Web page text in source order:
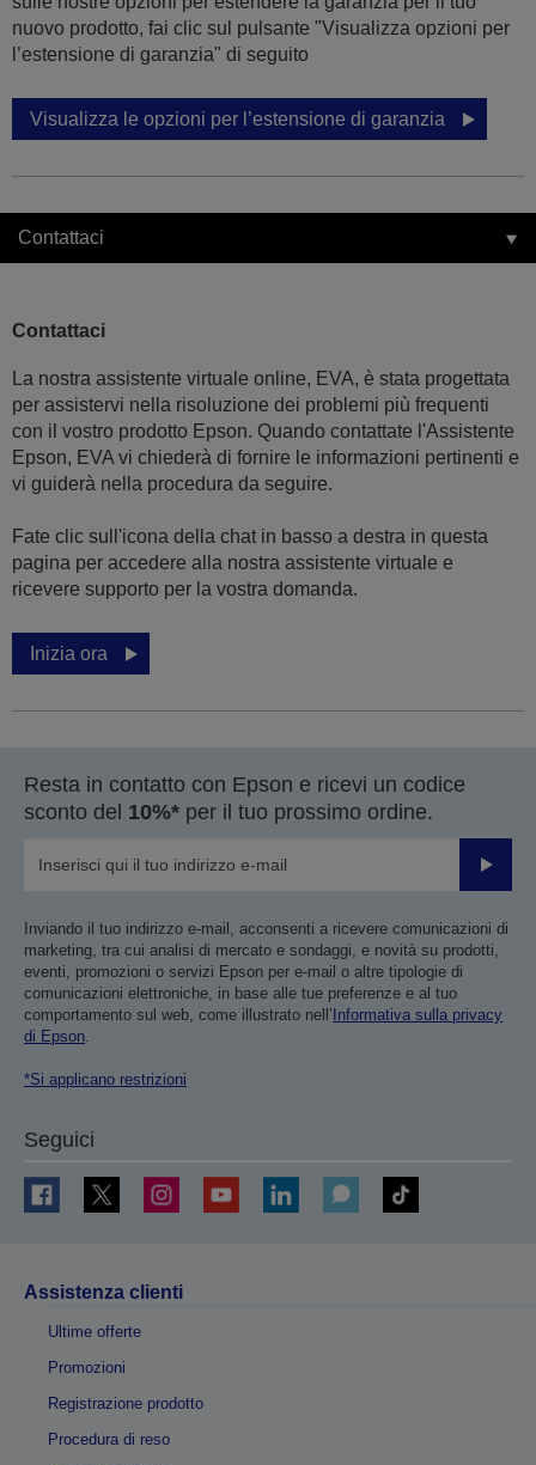
nuovo prodotto, fai clic sul pulsante "Visualizza opzioni per
l’estensione di garanzia" di seguito
Visualizza le opzioni per l’estensione di garanzia
Contattaci
Contattaci
La nostra assistente virtuale online, EVA, è stata progettata
per assistervi nella risoluzione dei problemi più frequenti
con il vostro prodotto Epson. Quando contattate l'Assistente
Epson, EVA vi chiederà di fornire le informazioni pertinenti e
vi guiderà nella procedura da seguire.
Fate clic sull'icona della chat in basso a destra in questa
pagina per accedere alla nostra assistente virtuale e
ricevere supporto per la vostra domanda.
Inizia ora
Resta in contatto con Epson e ricevi un codice
sconto del 10%* per il tuo prossimo ordine.
Invia
Inviando il tuo indirizzo e-mail, acconsenti a ricevere comunicazioni di
marketing, tra cui analisi di mercato e sondaggi, e novità su prodotti,
eventi, promozioni o servizi Epson per e-mail o altre tipologie di
comunicazioni elettroniche, in base alle tue preferenze e al tuo
comportamento sul web, come illustrato nell’ Informativa sulla privacy
di Epson.
*Si applicano restrizioni
Seguici
Assistenza clienti
Ultime offerte
Promozioni
Registrazione prodotto
Procedura di reso